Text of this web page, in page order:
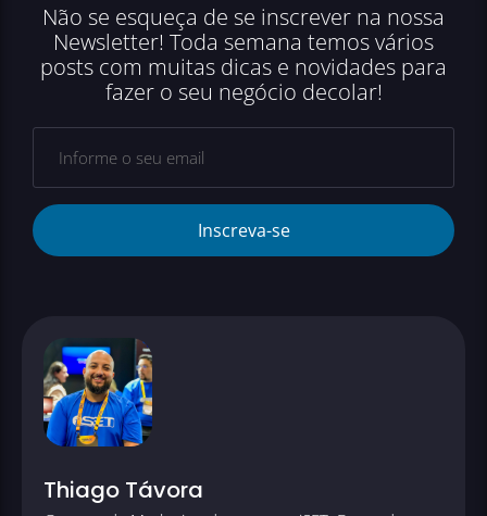
Não se esqueça de se inscrever na nossa
Newsletter! Toda semana temos vários
posts com muitas dicas e novidades para
fazer o seu negócio decolar!
Inscreva-se
Thiago Távora